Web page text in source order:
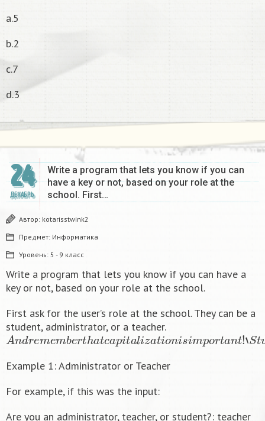
a.5
b.2
c.7
d.3
24
ДЕКАБРЬ
Write a program that lets you know if you can
have a key or not, based on your role at the
school. First…
Автор: kotarisstwink2
Предмет: Информатика
Уровень: 5 - 9 класс
Write a program that lets you know if you can have a
key or not, based on your role at the school.
First ask for the user’s role at the school. They can be a
student, administrator, or a teacher.
Andrememberthatcap it alizatio ‘ tu
Example 1: Administrator or Teacher
For example, if this was the input:
Are you an administrator, teacher, or student?: teacher